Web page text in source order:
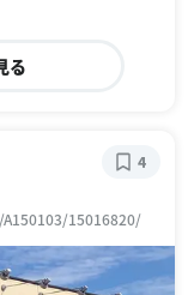
る
15016820/
4